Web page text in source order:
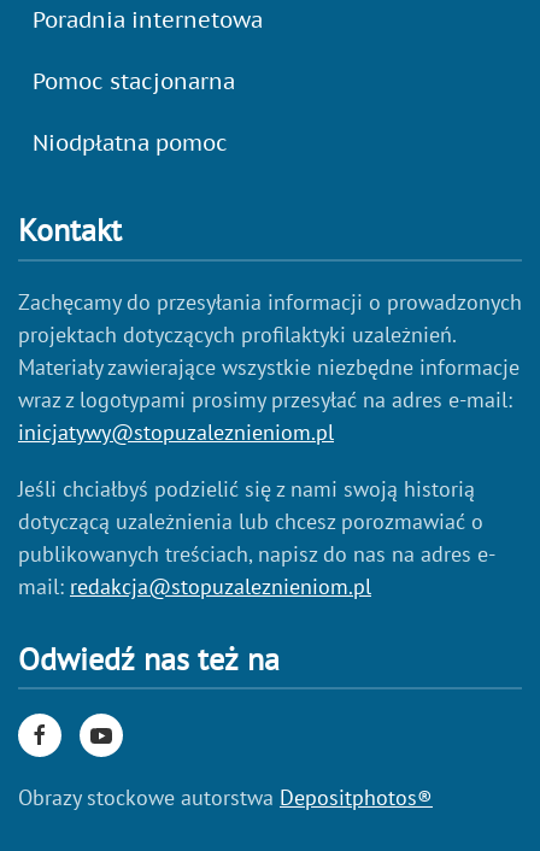
Poradnia internetowa
Pomoc stacjonarna
Niodpłatna pomoc
Kontakt
Zachęcamy do przesyłania informacji o prowadzonych
projektach dotyczących profilaktyki uzależnień.
Materiały zawierające wszystkie niezbędne informacje
wraz z logotypami prosimy przesyłać na adres e-mail:
inicjatywy@stopuzaleznieniom.pl
Jeśli chciałbyś podzielić się z nami swoją historią
dotyczącą uzależnienia lub chcesz porozmawiać o
publikowanych treściach, napisz do nas na adres e-
mail: redakcja@stopuzaleznieniom.pl
Odwiedź nas też na
Obrazy stockowe autorstwa Depositphotos®